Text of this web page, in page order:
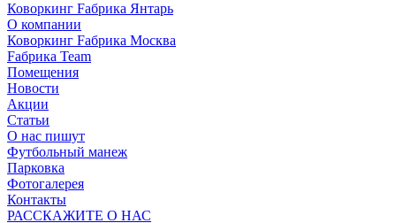
Коворкинг Fабрика Янтарь
О компании
Коворкинг Fабрика Москва
Fабрика Team
Помещения
Новости
Акции
Статьи
О нас пишут
Футбольный манеж
Парковка
Фотогалерея
Контакты
РАССКАЖИТЕ О НАС